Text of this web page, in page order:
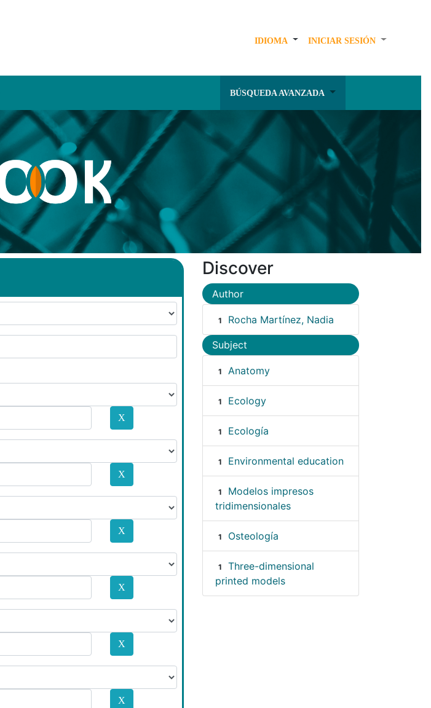
IDIOMA INICIAR SESIÓN
BÚSQUEDA AVANZADA
Discover
Author
1 Rocha Martínez, Nadia
Subject
1 Anatomy
1 Ecology
1 Ecología
1 Environmental education
1
Modelos impresos
tridimensionales
1 Osteología
1
Three-dimensional
printed models